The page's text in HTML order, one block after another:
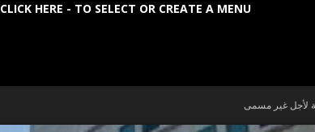
CLICK HERE - TO SELECT OR CREATE A MENU
لأجل غير مسمى